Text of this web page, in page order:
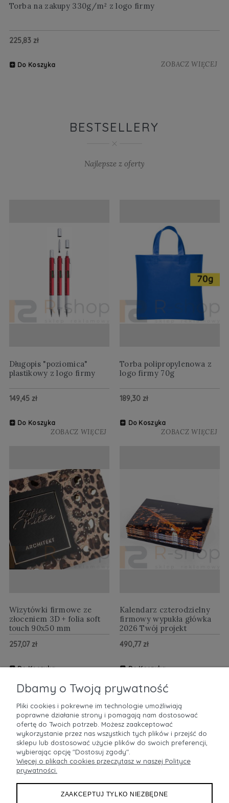
Torba na zakupy 330g/m² z logo firmy
225,83 zł
Do Koszyka ZOBACZ WIĘCEJ
BESTSELLERY
Najlepsze z oferty
Długopis "poziomica"
plastikowy z logo firmy
149,45 zł
Do Koszyka
ZOBACZ WIĘCEJ
Torba polipropylenowa z
logo firmy 70g
189,30 zł
Do Koszyka
ZOBACZ WIĘCEJ
Wizytówki firmowe ze
złoceniem 3D + folia soft
touch 90x50 mm
257,07 zł
Do Koszyka
Kalendarz czterodzielny
firmowy wypukła główka
2026 Twój projekt
490,77 zł
Do Koszyka
POMOC
MOJE KONTO
INFORMACJE
Dbamy o Twoją prywatność
Pliki cookies i pokrewne im technologie umożliwiają
poprawne działanie strony i pomagają nam dostosować
ofertę do Twoich potrzeb. Możesz zaakceptować
wykorzystanie przez nas wszystkich tych plików i przejść do
sklepu lub dostosować użycie plików do swoich preferencji,
wybierając opcję "Dostosuj zgody".
Więcej o plikach cookies przeczytasz w naszej Polityce
prywatności.
ZAAKCEPTUJ TYLKO NIEZBĘDNE